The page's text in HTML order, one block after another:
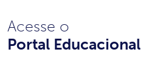
Acesse o
Portal Educacional